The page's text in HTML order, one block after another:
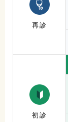
再診
初診